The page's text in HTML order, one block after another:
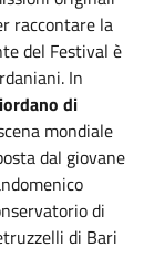
raccontare la
del Festival è
In
di
mondiale
dal giovane
di
di Bari